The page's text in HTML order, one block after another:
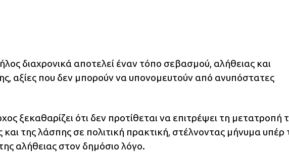
διαχρονικά αποτελεί έναν τόπο σεβασμού, αλήθειας και
αξίες που δεν μπορούν να υπονομευτούν από ανυπόστατες
ξεκαθαρίζει ότι δεν προτίθεται να επιτρέψει τη μετατροπή
της λάσπης σε πολιτική πρακτική, στέλνοντας μήνυμα υπέρ
αλήθειας στον δημόσιο λόγο.